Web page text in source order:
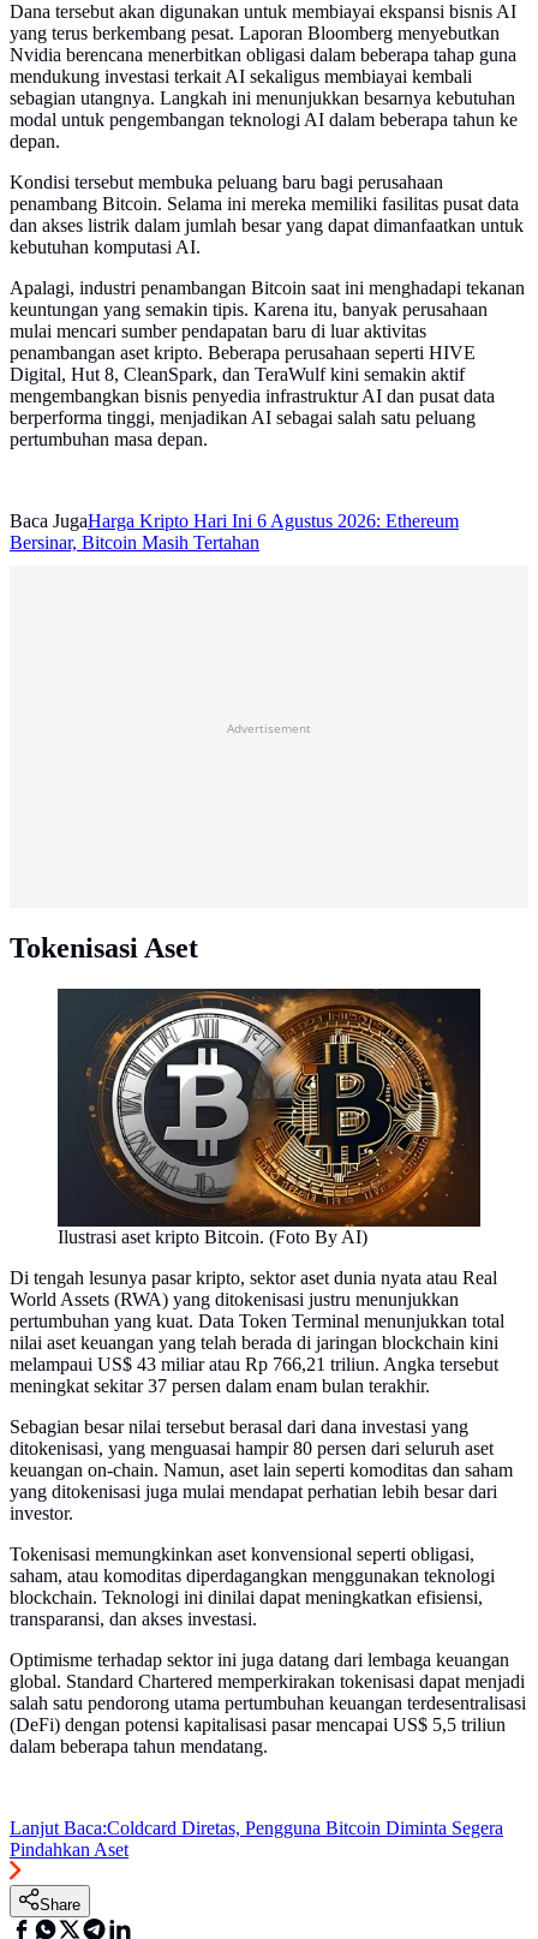
Dana tersebut akan digunakan untuk membiayai ekspansi bisnis AI
yang terus berkembang pesat. Laporan Bloomberg menyebutkan
Nvidia berencana menerbitkan obligasi dalam beberapa tahap guna
mendukung investasi terkait AI sekaligus membiayai kembali
sebagian utangnya. Langkah ini menunjukkan besarnya kebutuhan
modal untuk pengembangan teknologi AI dalam beberapa tahun ke
depan.
Kondisi tersebut membuka peluang baru bagi perusahaan
penambang Bitcoin. Selama ini mereka memiliki fasilitas pusat data
dan akses listrik dalam jumlah besar yang dapat dimanfaatkan untuk
kebutuhan komputasi AI.
Apalagi, industri penambangan Bitcoin saat ini menghadapi tekanan
keuntungan yang semakin tipis. Karena itu, banyak perusahaan
mulai mencari sumber pendapatan baru di luar aktivitas
penambangan aset kripto. Beberapa perusahaan seperti HIVE
Digital, Hut 8, CleanSpark, dan TeraWulf kini semakin aktif
mengembangkan bisnis penyedia infrastruktur AI dan pusat data
berperforma tinggi, menjadikan AI sebagai salah satu peluang
pertumbuhan masa depan.
Baca JugaHarga Kripto Hari Ini 6 Agustus 2026: Ethereum
Bersinar, Bitcoin Masih Tertahan
Advertisement
Tokenisasi Aset
Ilustrasi aset kripto Bitcoin. (Foto By AI)
Di tengah lesunya pasar kripto, sektor aset dunia nyata atau Real
World Assets (RWA) yang ditokenisasi justru menunjukkan
pertumbuhan yang kuat. Data Token Terminal menunjukkan total
nilai aset keuangan yang telah berada di jaringan blockchain kini
melampaui US$ 43 miliar atau Rp 766,21 triliun. Angka tersebut
meningkat sekitar 37 persen dalam enam bulan terakhir.
Sebagian besar nilai tersebut berasal dari dana investasi yang
ditokenisasi, yang menguasai hampir 80 persen dari seluruh aset
keuangan on-chain. Namun, aset lain seperti komoditas dan saham
yang ditokenisasi juga mulai mendapat perhatian lebih besar dari
investor.
Tokenisasi memungkinkan aset konvensional seperti obligasi,
saham, atau komoditas diperdagangkan menggunakan teknologi
blockchain. Teknologi ini dinilai dapat meningkatkan efisiensi,
transparansi, dan akses investasi.
Optimisme terhadap sektor ini juga datang dari lembaga keuangan
global. Standard Chartered memperkirakan tokenisasi dapat menjadi
salah satu pendorong utama pertumbuhan keuangan terdesentralisasi
(DeFi) dengan potensi kapitalisasi pasar mencapai US$ 5,5 triliun
dalam beberapa tahun mendatang.
Lanjut Baca:Coldcard Diretas, Pengguna Bitcoin Diminta Segera
Pindahkan Aset
Share